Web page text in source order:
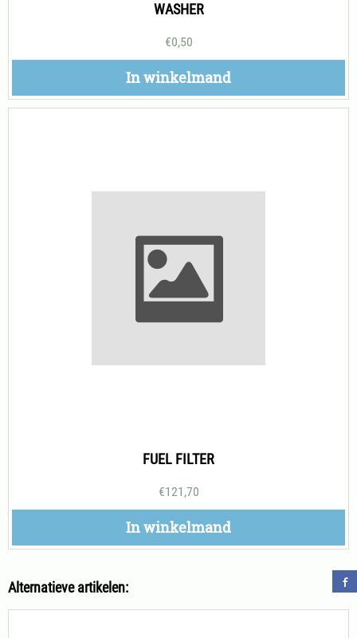
WASHER
€0,50
In winkelmand
FUEL FILTER
€121,70
In winkelmand
Alternatieve artikelen: